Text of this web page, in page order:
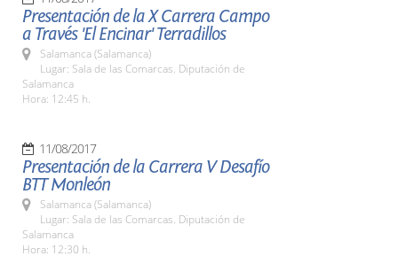
Presentación de la X Carrera Campo
a Través 'El Encinar' Terradillos
Salamanca (Salamanca)
Lugar: Sala de las Comarcas. Diputación de
Salamanca
Hora: 12:45 h.
11/08/2017
Presentación de la Carrera V Desafío
BTT Monleón
Salamanca (Salamanca)
Lugar: Sala de las Comarcas. Diputación de
Salamanca
Hora: 12:30 h.